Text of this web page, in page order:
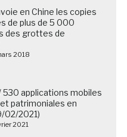
en Chine les copies
de plus de 5 000
des grottes de
2018
530 applications mobiles
patrimoniales en
02/2021)
2021